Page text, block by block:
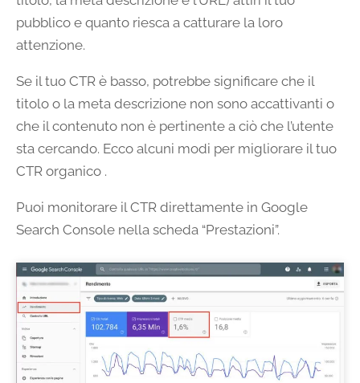
pubblico e quanto riesca a catturare la loro
attenzione.
Se il tuo CTR è basso, potrebbe significare che il
titolo o la meta descrizione non sono accattivanti o
che il contenuto non è pertinente a ciò che l’utente
sta cercando. Ecco alcuni modi per migliorare il tuo
CTR organico .
Puoi monitorare il CTR direttamente in Google
Search Console nella scheda “Prestazioni”.